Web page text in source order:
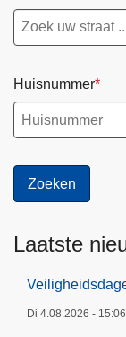
Huisnummer
Laatste
Di 4.08.2026 - 15:06